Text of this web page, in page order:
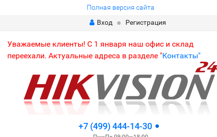
Полная версия сайта
Вход
Регистрация
Уважаемые клиенты! С 1 января наш офис и склад
переехали. Актуальные адреса в разделе "Контакты"
+7 (499) 444-14-30